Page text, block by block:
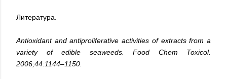
Литература.
Antioxidant and antiproliferative activities of extracts from a
variety of edible seaweeds. Food Chem Toxicol.
2006;44:1144–1150.